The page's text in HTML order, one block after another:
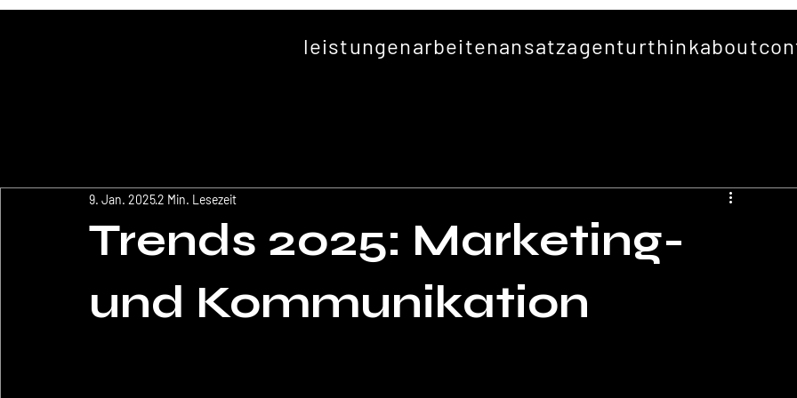
leistungenarbeitenansatzagenturthinkabout
Trends 2025: Marketing-
und Kommunikation
9. Jan. 20252 Min. Lesezeit